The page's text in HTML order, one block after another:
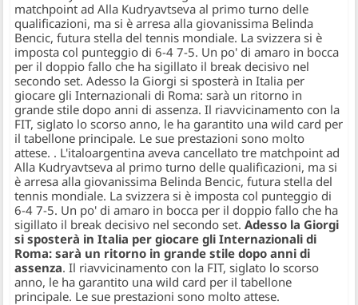
matchpoint ad Alla Kudryavtseva al primo turno delle
qualificazioni, ma si è arresa alla giovanissima Belinda
Bencic, futura stella del tennis mondiale. La svizzera si è
imposta col punteggio di 6-4 7-5. Un po' di amaro in bocca
per il doppio fallo che ha sigillato il break decisivo nel
secondo set. Adesso la Giorgi si sposterà in Italia per
giocare gli Internazionali di Roma: sarà un ritorno in
grande stile dopo anni di assenza. Il riavvicinamento con la
FIT, siglato lo scorso anno, le ha garantito una wild card per
il tabellone principale. Le sue prestazioni sono molto
attese. . L'italoargentina aveva cancellato tre matchpoint ad
Alla Kudryavtseva al primo turno delle qualificazioni, ma si
è arresa alla giovanissima Belinda Bencic, futura stella del
tennis mondiale. La svizzera si è imposta col punteggio di
6-4 7-5. Un po' di amaro in bocca per il doppio fallo che ha
sigillato il break decisivo nel secondo set.Adesso la Giorgi
si sposterà in Italia per giocare gli Internazionali di
Roma: sarà un ritorno in grande stile dopo anni di
assenza. Il riavvicinamento con la FIT, siglato lo scorso
anno, le ha garantito una wild card per il tabellone
principale. Le sue prestazioni sono molto attese.